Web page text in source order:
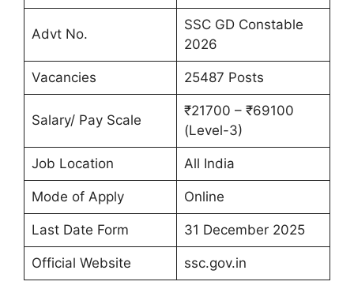
Advt No.
SSC GD Constable
2026
Vacancies 25487 Posts
Salary/ Pay Scale
₹21700 – ₹69100
(Level-3)
Job Location All India
Mode of Apply Online
Last Date Form 31 December 2025
Official Website ssc.gov.in